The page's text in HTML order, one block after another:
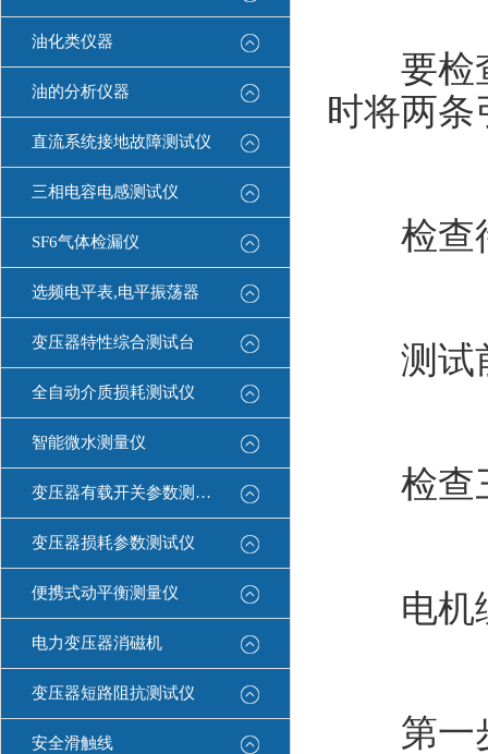
油化类仪器
油的分析仪器
直流系统接地故障测试仪
三相电容电感测试仪
SF6气体检漏仪
选频电平表,电平振荡器
变压器特性综合测试台
全自动介质损耗测试仪
智能微水测量仪
变压器有载开关参数测试仪
变压器损耗参数测试仪
便携式动平衡测量仪
电力变压器消磁机
变压器短路阻抗测试仪
安全滑触线
要检查
时将两条
检查待
测试前
检查三
电机
第一步